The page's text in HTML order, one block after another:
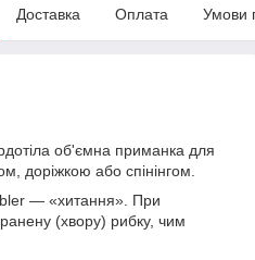
Доставка Оплата Умови
об'ємна приманка для
доріжкою або спінінгом.
— «хитання». При
(хвору) рибку, чим